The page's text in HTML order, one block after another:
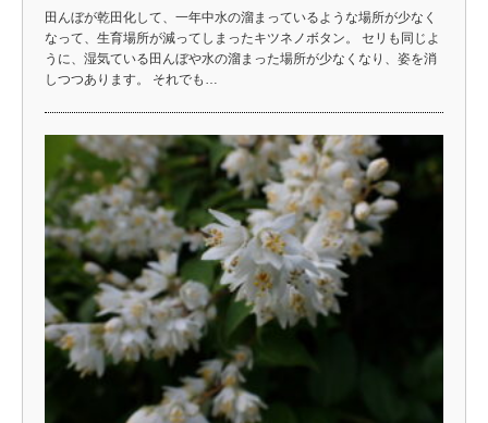
田んぼが乾田化して、一年中水の溜まっているような場所が少なく
なって、生育場所が減ってしまったキツネノボタン。 セリも同じよ
うに、湿気ている田んぼや水の溜まった場所が少なくなり、姿を消
しつつあります。 それでも…